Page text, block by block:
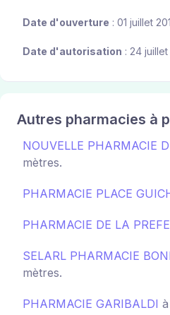
Date d'ouverture : 01 juillet
Date d'autorisation : 24 juillet
Autres pharmacies à
NOUVELLE PHARMACIE
mètres.
PHARMACIE PLACE
PHARMACIE DE LA
SELARL PHARMACIE
mètres.
PHARMACIE GARIBALDI